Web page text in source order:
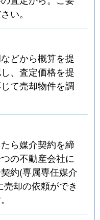
い。
どから概算を提
、査定価格を提
て売却物件を調
ら媒介契約を締
の不動産会社に
約(専属専任媒介
却の依頼ができ